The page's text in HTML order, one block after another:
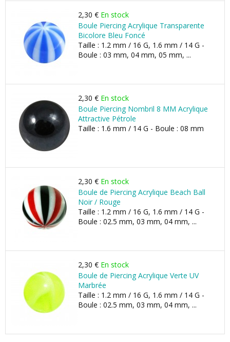
2,30 € En stock
Boule Piercing Acrylique Transparente
Bicolore Bleu Foncé
Taille : 1.2 mm / 16 G, 1.6 mm / 14 G -
Boule : 03 mm, 04 mm, 05 mm, ...
2,30 € En stock
Boule Piercing Nombril 8 MM Acrylique
Attractive Pétrole
Taille : 1.6 mm / 14 G - Boule : 08 mm
2,30 € En stock
Boule de Piercing Acrylique Beach Ball
Noir / Rouge
Taille : 1.2 mm / 16 G, 1.6 mm / 14 G -
Boule : 02.5 mm, 03 mm, 04 mm, ...
2,30 € En stock
Boule de Piercing Acrylique Verte UV
Marbrée
Taille : 1.2 mm / 16 G, 1.6 mm / 14 G -
Boule : 02.5 mm, 03 mm, 04 mm, ...